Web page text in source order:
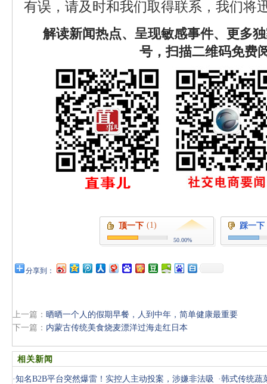
有误，请及时和我们取得联系，我们将
解读新闻热点、呈现敏感事件、更多
号，扫描二维码免费
顶一下 (1)
50.00%
踩一下
分享到：
上一篇： 晒晒一个人的假期早餐，人到中年，简单健康最重要
下一篇： 内蒙古传统美食烧麦漂洋过海走红日本
相关新闻
·知名B2B平台突然爆雷！实控人主动投案，涉嫌非法吸
·韩式传统蔬